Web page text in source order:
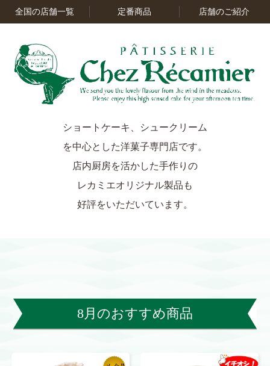
全国の店舗一覧 定番商品 店舗のご紹介
ショートケーキ、シュークリーム
を中心とした洋菓子専門店です。
店内厨房を活かした手作りの
レカミエオリジナル製品も
好評をいただいています。
8月のおすすめ商品